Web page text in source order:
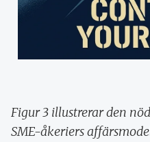
Figur 3 illustrerar den
SME-åkeriers